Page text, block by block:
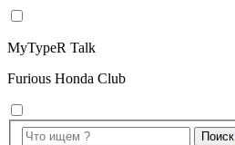
MyTypeR Talk
Furious Honda Club
Поиск